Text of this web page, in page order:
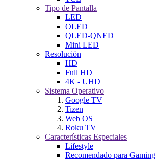
Tipo de Pantalla
LED
OLED
QLED-QNED
Mini LED
Resolución
HD
Full HD
4K - UHD
Sistema Operativo
Google TV
Tizen
Web OS
Roku TV
Características Especiales
Lifestyle
Recomendado para Gaming